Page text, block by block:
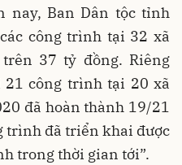
nay, Ban Dân tộc tỉnh
công trình tại 32 xã
37 tỷ đồng. Riêng
công trình tại 20 xã
đã hoàn thành 19/21
trình đã triển khai được
trong thời gian tới”.